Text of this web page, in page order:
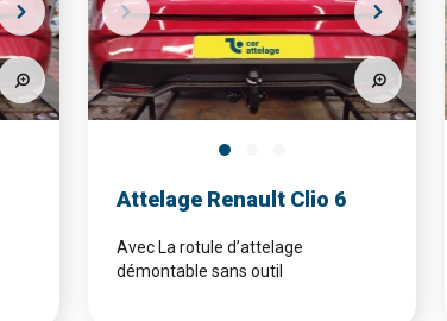
Attelage Renault Clio 6
Avec La rotule d’attelage
démontable sans outil